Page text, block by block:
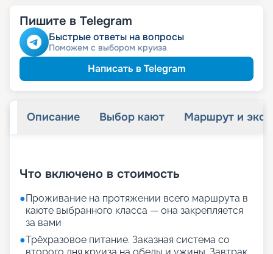
Пишите в Telegram
Быстрые ответы на вопросы
Поможем с выбором круиза
Написать в Telegram
Описание Выбор кают Маршрут и
Что включено в стоимость
●Проживание на протяжении всего маршрута в
каюте выбранного класса — она закрепляется
за вами
●Трёхразовое питание. Заказная система со